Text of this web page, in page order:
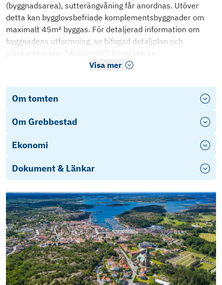
(byggnadsarea), sutterängvåning får anordnas. Utöver
detta kan bygglovsbefriade komplementsbyggnader om
maximalt 45m² byggas. För detaljerad information om
byggnadens utformning, se bifogad detaljplan och
plankarta under "dokument". Boverket. se
Visa mer
Om tomten
Om Grebbestad
Ekonomi
Dokument & Länkar
Kompletterande planbeskrivning
Planbestämmelser Greby
02_427+Greby+1_4+m+fl+(DP)+PK
Tanum Greby 1 29 1 30 1 31 1 32
avstyckningsakt